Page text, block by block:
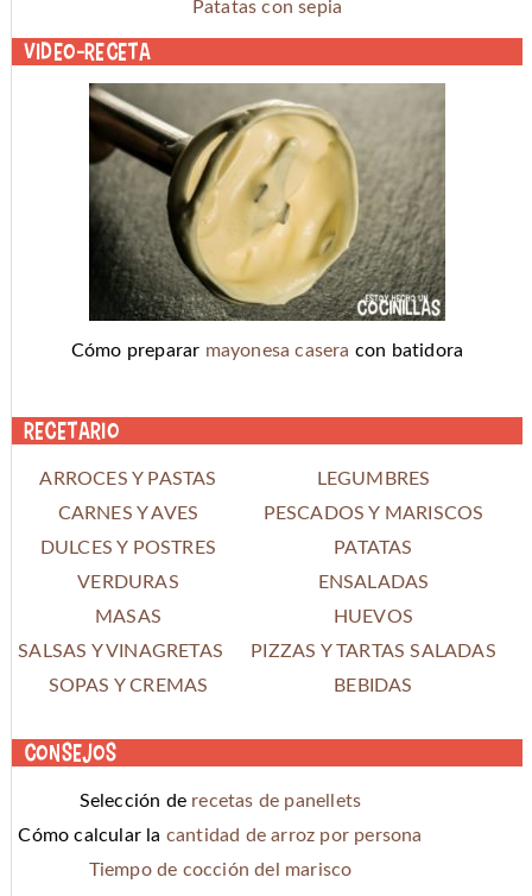
Patatas con sepia
Video-receta
Cómo preparar mayonesa casera con batidora
Recetario
ARROCES Y PASTAS
LEGUMBRES
CARNES Y AVES
PESCADOS Y MARISCOS
DULCES Y POSTRES
PATATAS
VERDURAS
ENSALADAS
MASAS
HUEVOS
SALSAS Y VINAGRETAS
PIZZAS Y TARTAS SALADAS
SOPAS Y CREMAS
BEBIDAS
Consejos
Selección de recetas de panellets
Cómo calcular la cantidad de arroz por persona
Tiempo de cocción del marisco